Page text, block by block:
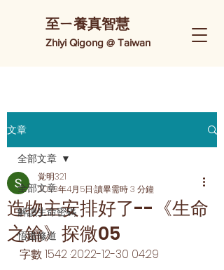
Zhiyi Qigong @ Taiwan
​至ㄧ養真智慧
文章
全部文章
解讀生命密碼
悟道修道
全部文章
造物主安排好了--《生命
之鑰》探微05
覚明321
2023年4月5日 讀畢需時 3 分鐘
字數 1542 ·2022-12-30 04:29